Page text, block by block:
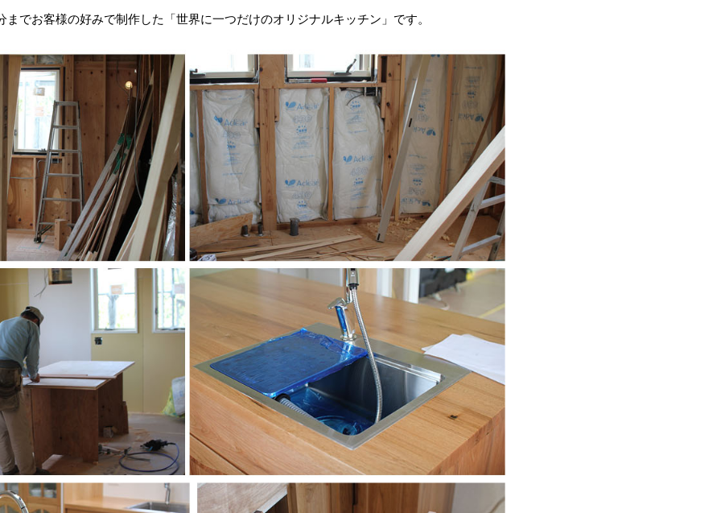
までお客様の好みで制作した「世界に一つだけのオリジナルキッチン」です。